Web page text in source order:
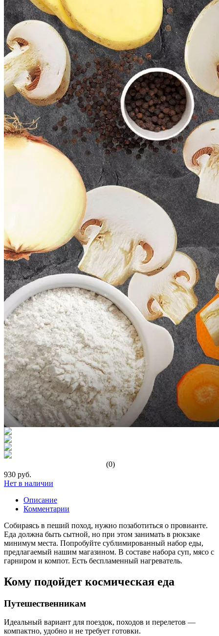
(0)
930 руб.
Нет в наличии
Описание
Комментарии
Собираясь в пеший поход, нужно позаботиться о провианте.
Еда должна быть сытной, но при этом занимать в рюкзаке
минимум места. Попробуйте сублимированный набор еды,
предлагаемый нашим магазином. В составе набора суп, мясо с
гарниром и компот. Есть беспламенный нагреватель.
Кому подойдет космическая еда
Путешественникам
Идеальный вариант для поездок, походов и перелетов —
компактно, удобно и не требует готовки.